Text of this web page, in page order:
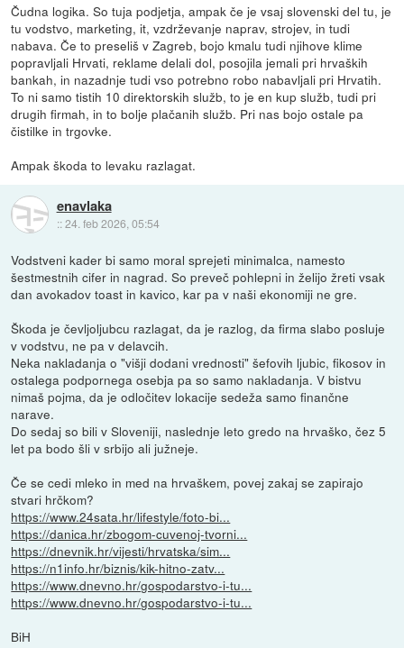
Čudna logika. So tuja podjetja, ampak če je vsaj slovenski del tu, je
tu vodstvo, marketing, it, vzdrževanje naprav, strojev, in tudi
nabava. Če to preseliš v Zagreb, bojo kmalu tudi njihove klime
popravljali Hrvati, reklame delali dol, posojila jemali pri hrvaških
bankah, in nazadnje tudi vso potrebno robo nabavljali pri Hrvatih.
To ni samo tistih 10 direktorskih služb, to je en kup služb, tudi pri
drugih firmah, in to bolje plačanih služb. Pri nas bojo ostale pa
čistilke in trgovke.
Ampak škoda to levaku razlagat.
enavlaka
::24. feb 2026, 05:54
Vodstveni kader bi samo moral sprejeti minimalca, namesto
šestmestnih cifer in nagrad. So preveč pohlepni in želijo žreti vsak
dan avokadov toast in kavico, kar pa v naši ekonomiji ne gre.
Škoda je čevljoljubcu razlagat, da je razlog, da firma slabo posluje
v vodstvu, ne pa v delavcih.
Neka nakladanja o "višji dodani vrednosti" šefovih ljubic, fikosov in
ostalega podpornega osebja pa so samo nakladanja. V bistvu
nimaš pojma, da je odločitev lokacije sedeža samo finančne
narave.
Do sedaj so bili v Sloveniji, naslednje leto gredo na hrvaško, čez 5
let pa bodo šli v srbijo ali južneje.
Če se cedi mleko in med na hrvaškem, povej zakaj se zapirajo
stvari hrčkom?
https://www.24sata.hr/lifestyle/foto-bi...
https://danica.hr/zbogom-cuvenoj-tvorni...
https://dnevnik.hr/vijesti/hrvatska/sim...
https://n1info.hr/biznis/kik-hitno-zatv...
https://www.dnevno.hr/gospodarstvo-i-tu...
https://www.dnevno.hr/gospodarstvo-i-tu...
BiH